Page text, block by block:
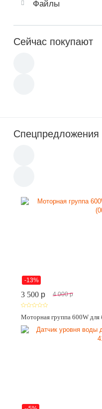
Файлы
Сейчас покупают
Спецпредложения
-13%
3 500 p 4 000 p
Моторная группа 600W